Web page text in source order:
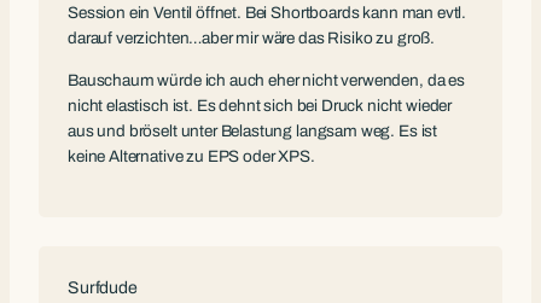
Session ein Ventil öffnet. Bei Shortboards kann man evtl.
darauf verzichten…aber mir wäre das Risiko zu groß.
Bauschaum würde ich auch eher nicht verwenden, da es
nicht elastisch ist. Es dehnt sich bei Druck nicht wieder
aus und bröselt unter Belastung langsam weg. Es ist
keine Alternative zu EPS oder XPS.
Surfdude